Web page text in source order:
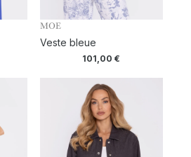
MOE
Veste bleue
101,00€